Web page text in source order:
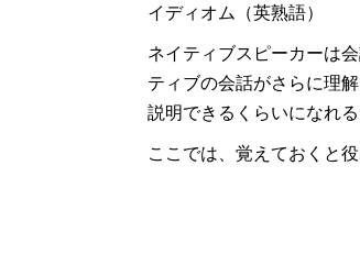
イディオム（英熟語）
ネイティブスピーカーは
ティブの会話がさらに理
説明できるくらいになれ
ここでは、覚えておくと